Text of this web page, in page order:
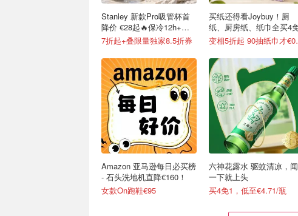
Stanley 新款Pro吸管杯首
降价 €28起🔥保冷12h+，
便携不漏水
7折起+叠限量独家8.5折券
Amazon 亚马逊每日必买榜
- 石头洗地机直降€160！
女款On跑鞋€95
买纸还得看Joybuy！厕
纸、厨房纸、纸巾全买4
变相
六神花露水 驱蚊清凉，闻
一下就上头
买4免1，低至€4.71/瓶